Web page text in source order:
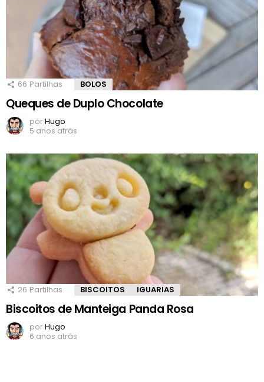
66 Partilhas BOLOS
Queques de Duplo Chocolate
porHugo
5 anos atrás
26 Partilhas BISCOITOS IGUARIAS
Biscoitos de Manteiga Panda Rosa
porHugo
6 anos atrás